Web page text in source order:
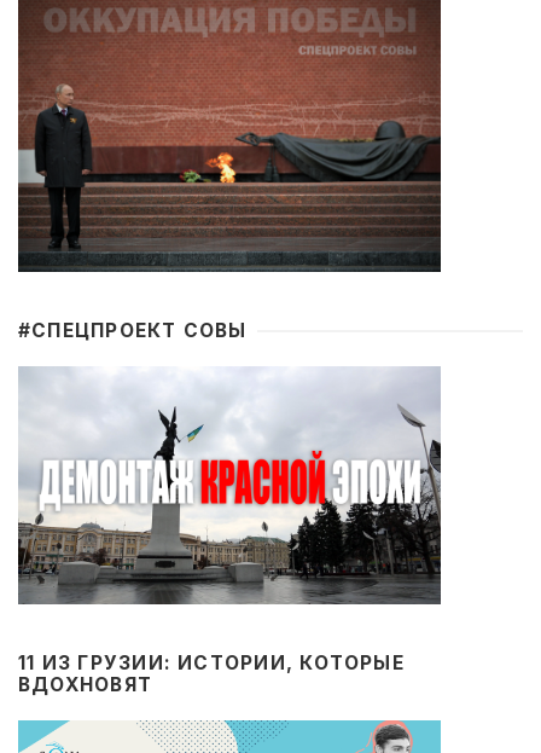
#CПЕЦПРОЕКТ СОВЫ
11 ИЗ ГРУЗИИ: ИСТОРИИ, КОТОРЫЕ
ВДОХНОВЯТ